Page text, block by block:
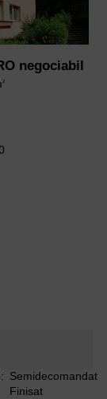
negociabil
2
: Semidecomandat
Finisat